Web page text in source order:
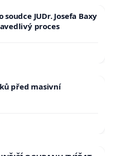
JUDr. Josefa Baxy
proces
před masivní